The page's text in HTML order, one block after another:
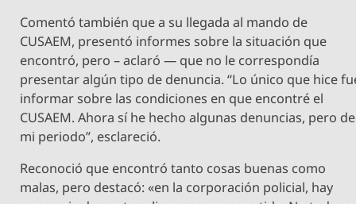
Comentó también que a su llegada al mando de
CUSAEM, presentó informes sobre la situación que
encontró, pero – aclaró — que no le correspondía
presentar algún tipo de denuncia. “Lo único que hice
informar sobre las condiciones en que encontré el
CUSAEM. Ahora sí he hecho algunas denuncias, pero de
mi periodo”, esclareció.
Reconoció que encontró tanto cosas buenas como
malas, pero destacó: «en la corporación policial, hay